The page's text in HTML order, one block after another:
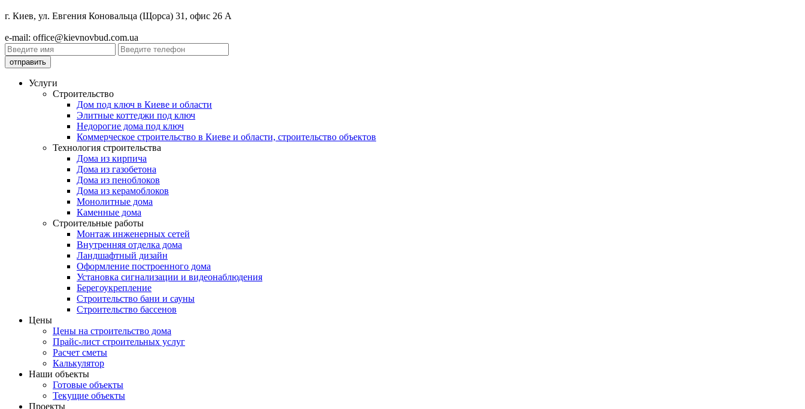
г. Киев, ул. Евгения Коновальца (Щорса) 31, офис 26 А
e-mail: office@kievnovbud.com.ua
Услуги
Строительство
Дом под ключ в Киеве и области
Элитные коттеджи под ключ
Недорогие дома под ключ
Коммерческое строительство в Киеве и области, строительство объектов
Технология строительства
Дома из кирпича
Дома из газобетона
Дома из пеноблоков
Дома из керамоблоков
Монолитные дома
Каменные дома
Строительные работы
Монтаж инженерных сетей
Внутренняя отделка дома
Ландшафтный дизайн
Оформление построенного дома
Установка сигнализации и видеонаблюдения
Берегоукрепление
Строительство бани и сауны
Строительство бассенов
Цены
Цены на строительство дома
Прайс-лист строительных услуг
Расчет сметы
Калькулятор
Наши объекты
Готовые объекты
Текущие объекты
Проекты